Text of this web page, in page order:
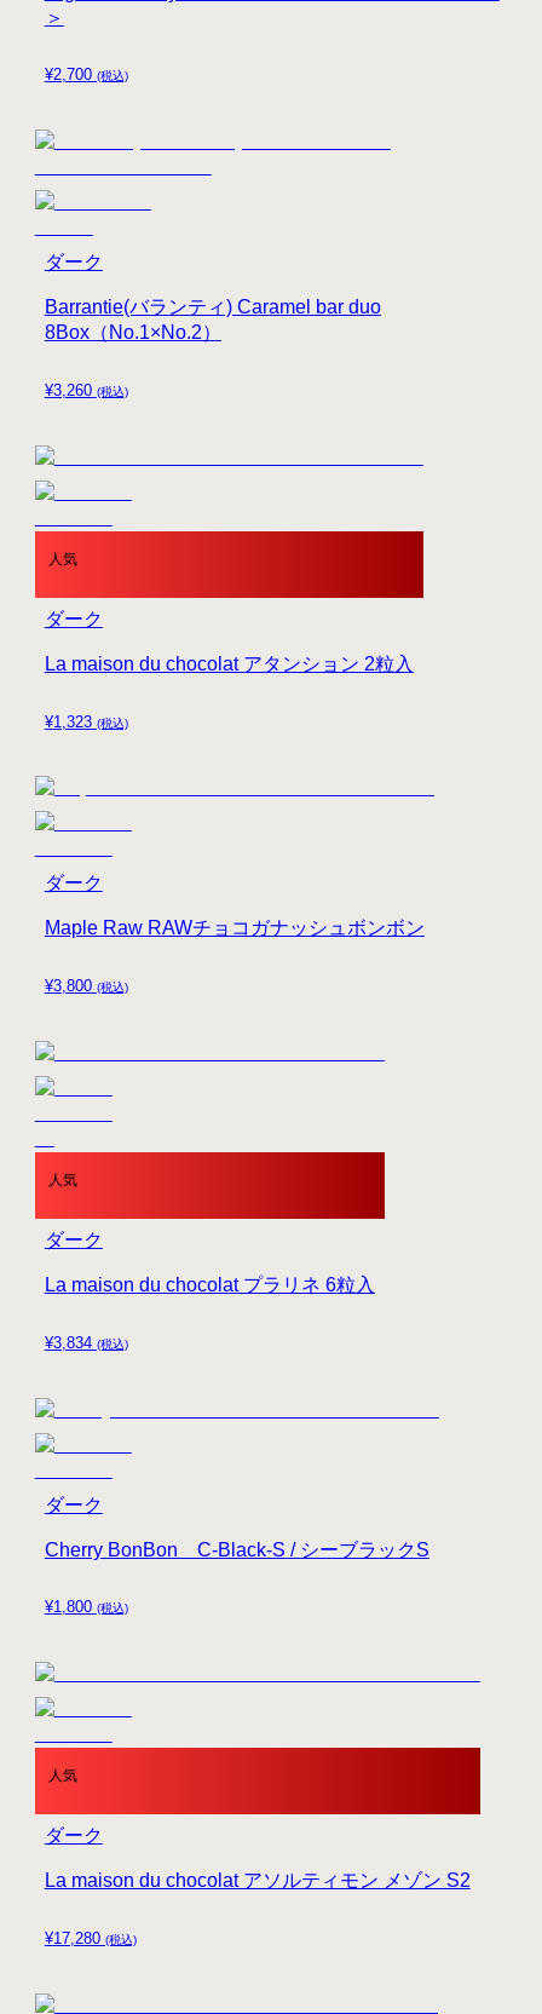
¥2,700 (税込)
＞
¥3,260 (税込)
Barrantie(バランティ) Caramel bar duo
8Box（No.1×No.2）
ダーク
人気
¥1,323 (税込)
La maison du chocolat アタンション 2粒入
ダーク
¥3,800 (税込)
Maple Raw RAWチョコガナッシュボンボン
ダーク
人気
¥3,834 (税込)
La maison du chocolat プラリネ 6粒入
ダーク
¥1,800 (税込)
Cherry BonBon C-Black-S / シーブラックS
ダーク
人気
¥17,280 (税込)
La maison du chocolat アソルティモン メゾン S2
ダーク